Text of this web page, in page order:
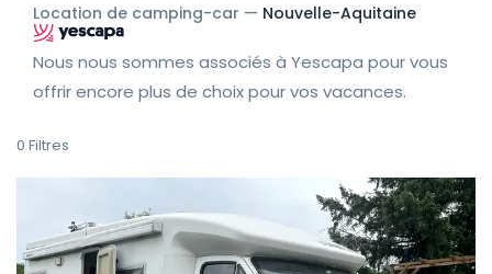
Location de camping-car — Nouvelle-Aquitaine
Nous nous sommes associés à Yescapa pour vous
offrir encore plus de choix pour vos vacances.
0 Filtres